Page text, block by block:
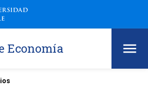
Economía